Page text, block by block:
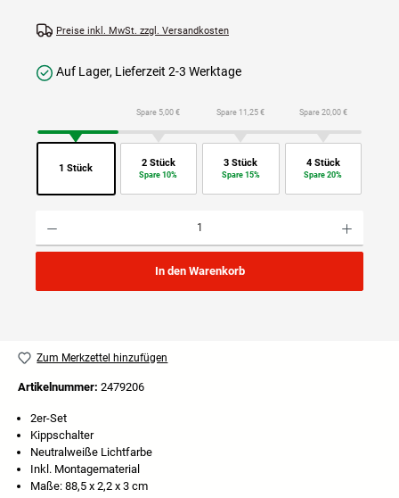
Preise inkl. MwSt. zzgl. Versandkosten
Auf Lager, Lieferzeit 2-3 Werktage
1 Stück
Spare 5,00 €
2 Stück
Spare 10%
Spare 11,25 €
3 Stück
Spare 15%
Spare 20,00 €
4 Stück
Spare 20%
In den Warenkorb
Zum Merkzettel hinzufügen
Artikelnummer: 2479206
2er-Set
Kippschalter
Neutralweiße Lichtfarbe
Inkl. Montagematerial
Maße: 88,5 x 2,2 x 3 cm